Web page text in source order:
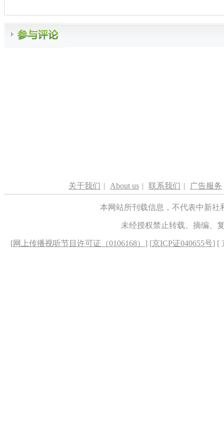
关于我们 | About us | 联系我们 | 广告服务
本网站所刊载信息，不代表中新
未经授权禁止转载、摘编、
[网上传播视听节目许可证（0106168） ] [京ICP证040655号] [